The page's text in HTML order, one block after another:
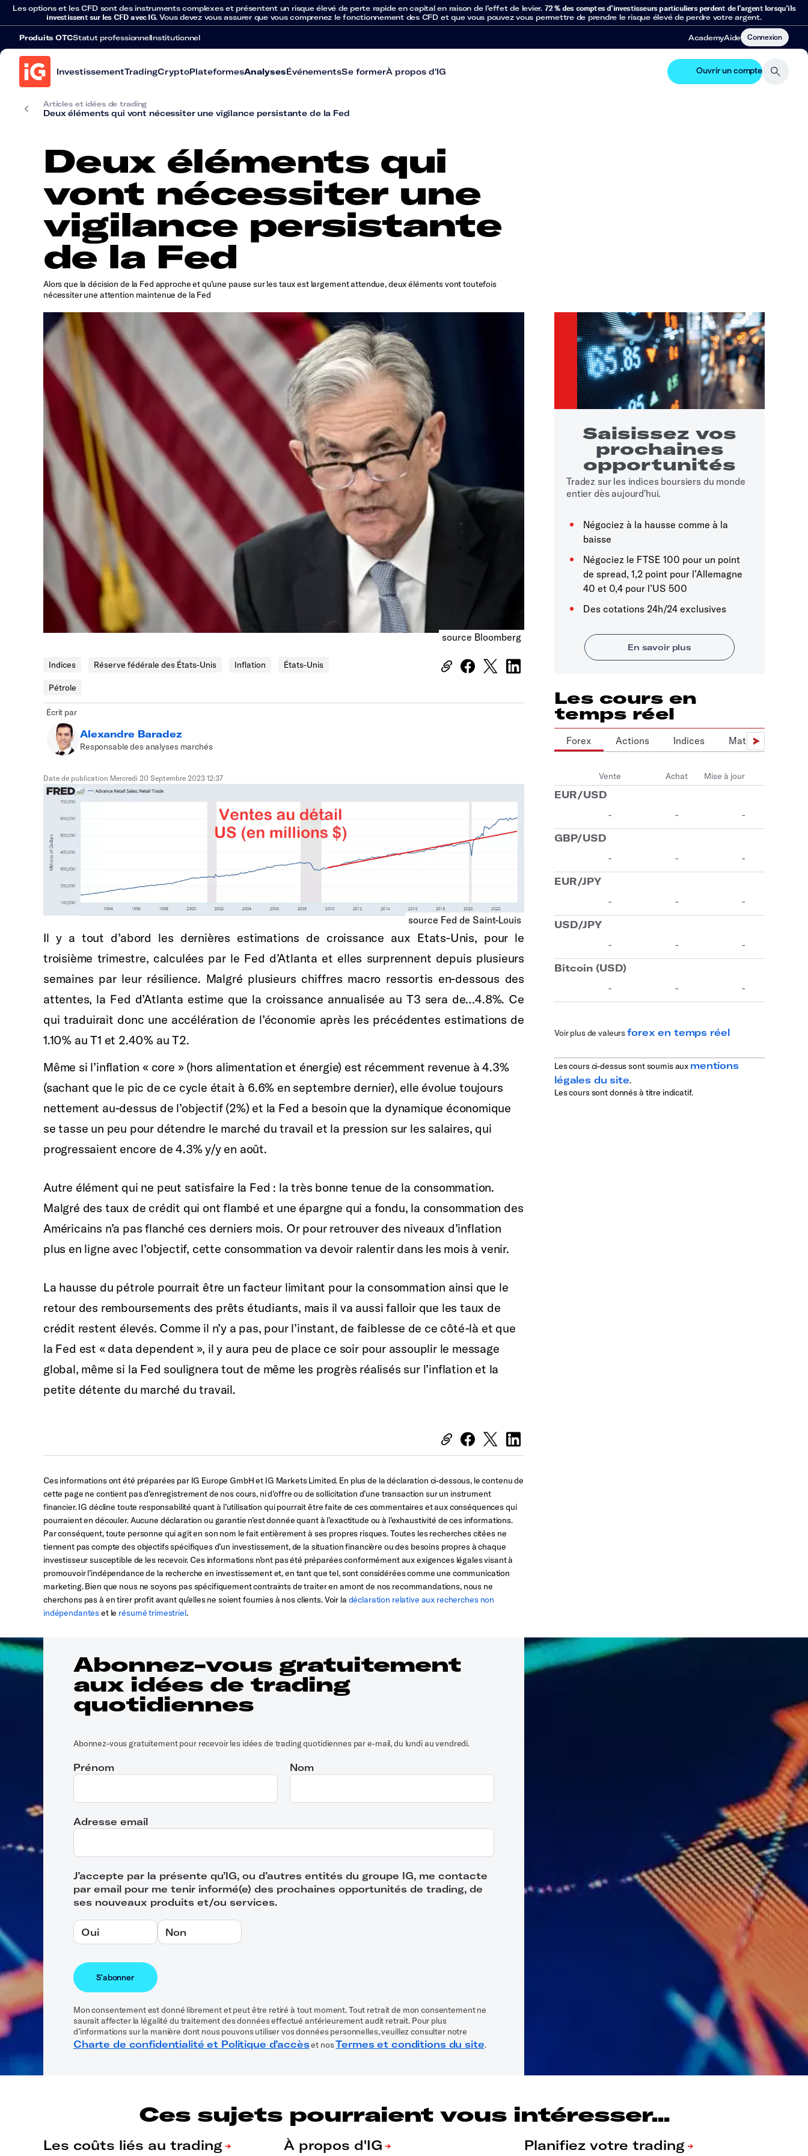
Les options et les CFD sont des instruments complexes et présentent un risque élevé de perte rapide en capital en raison de l’effet de levier. 72 % des comptes d’investisseurs particuliers perdent de l’argent lorsqu’ils
investissent sur les CFD avec IG. Vous devez vous assurer que vous comprenez le fonctionnement des CFD et que vous pouvez vous permettre de prendre le risque élevé de perdre votre argent.
Produits OTCStatut professionnelInstitutionnel AcademyAide Connexion
InvestissementTradingCryptoPlateformesAnalysesÉvénementsSe formerÀ propos d'IG Ouvrir un compte
Articles et idées de trading
Deux éléments qui vont nécessiter une vigilance persistante de la Fed
Deux éléments qui
vont nécessiter une
vigilance persistante
de la Fed
Alors que la décision de la Fed approche et qu’une pause sur les taux est largement attendue, deux éléments vont toutefois
nécessiter une attention maintenue de la Fed
source Bloomberg
Indices Réserve fédérale des États-Unis Inflation États-Unis
Pétrole
Écrit par
Alexandre Baradez
Responsable des analyses marchés
Date de publication Mercredi 20 Septembre 2023 12:37
source Fed de Saint-Louis
Il y a tout d’abord les dernières estimations de croissance aux Etats-Unis, pour le
troisième trimestre, calculées par le Fed d’Atlanta et elles surprennent depuis plusieurs
semaines par leur résilience. Malgré plusieurs chiffres macro ressortis en-dessous des
attentes, la Fed d’Atlanta estime que la croissance annualisée au T3 sera de…4.8%. Ce
qui traduirait donc une accélération de l’économie après les précédentes estimations de
1.10% au T1 et 2.40% au T2.
Même si l’inflation « core » (hors alimentation et énergie) est récemment revenue à 4.3%
(sachant que le pic de ce cycle était à 6.6% en septembre dernier), elle évolue toujours
nettement au-dessus de l’objectif (2%) et la Fed a besoin que la dynamique économique
se tasse un peu pour détendre le marché du travail et la pression sur les salaires, qui
progressaient encore de 4.3% y/y en août.
Autre élément qui ne peut satisfaire la Fed : la très bonne tenue de la consommation.
Malgré des taux de crédit qui ont flambé et une épargne qui a fondu, la consommation des
Américains n’a pas flanché ces derniers mois. Or pour retrouver des niveaux d’inflation
plus en ligne avec l’objectif, cette consommation va devoir ralentir dans les mois à venir.
La hausse du pétrole pourrait être un facteur limitant pour la consommation ainsi que le
retour des remboursements des prêts étudiants, mais il va aussi falloir que les taux de
crédit restent élevés. Comme il n’y a pas, pour l’instant, de faiblesse de ce côté-là et que
la Fed est « data dependent », il y aura peu de place ce soir pour assouplir le message
global, même si la Fed soulignera tout de même les progrès réalisés sur l’inflation et la
petite détente du marché du travail.
Ces informations ont été préparées par IG Europe GmbH et IG Markets Limited. En plus de la déclaration ci-dessous, le contenu de
cette page ne contient pas d’enregistrement de nos cours, ni d’offre ou de sollicitation d’une transaction sur un instrument
financier. IG décline toute responsabilité quant à l’utilisation qui pourrait être faite de ces commentaires et aux conséquences qui
pourraient en découler. Aucune déclaration ou garantie n’est donnée quant à l’exactitude ou à l’exhaustivité de ces informations.
Par conséquent, toute personne qui agit en son nom le fait entièrement à ses propres risques. Toutes les recherches citées ne
tiennent pas compte des objectifs spécifiques d’un investissement, de la situation financière ou des besoins propres à chaque
investisseur susceptible de les recevoir. Ces informations n’ont pas été préparées conformément aux exigences légales visant à
promouvoir l’indépendance de la recherche en investissement et, en tant que tel, sont considérées comme une communication
marketing. Bien que nous ne soyons pas spécifiquement contraints de traiter en amont de nos recommandations, nous ne
cherchons pas à en tirer profit avant qu’elles ne soient fournies à nos clients. Voir la déclaration relative aux recherches non
indépendanteset le résumé trimestriel.
Saisissez vos
prochaines
opportunités
Tradez sur les indices boursiers du monde
entier dès aujourd'hui.
Négociez à la hausse comme à la
baisse
Négociez le FTSE 100 pour un point
de spread, 1,2 point pour l’Allemagne
40 et 0,4 pour l’US 500
Des cotations 24h/24 exclusives
Les cours en
temps réel
Forex Actions Indices Matières
Voir plus de valeursforex en temps réel
Les cours ci-dessus sont soumis aux mentions
légales du site.
Les cours sont donnés à titre indicatif.
Abonnez-vous gratuitement
aux idées de trading
quotidiennes
Abonnez-vous gratuitement pour recevoir les idées de trading quotidiennes par e-mail, du lundi au vendredi.
Prénom Nom
Adresse email
J’accepte par la présente qu’IG, ou d’autres entités du groupe IG, me contacte
par email pour me tenir informé(e) des prochaines opportunités de trading, de
ses nouveaux produits et/ou services.
Oui Non
Mon consentement est donné librement et peut être retiré à tout moment. Tout retrait de mon consentement ne
saurait affecter la légalité du traitement des données effectué antérieurement audit retrait. Pour plus
d’informations sur la manière dont nous pouvons utiliser vos données personnelles, veuillez consulter notre
Charte de confidentialité et Politique d’accèset nosTermes et conditions du site.
Ces sujets pourraient vous intéresser...